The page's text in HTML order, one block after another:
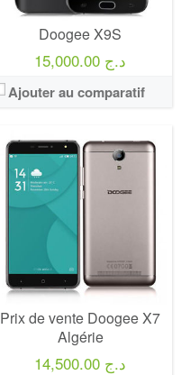
Doogee X9S
15,000.00 د.ج
Ajouter au comparatif
Prix de vente Doogee X7
Algérie
14,500.00 د.ج